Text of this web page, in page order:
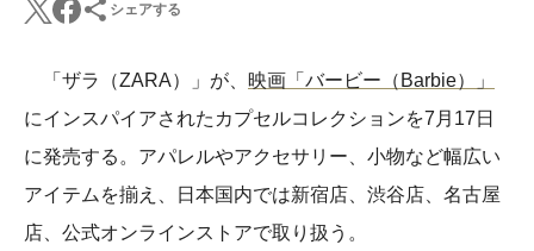
シェアする
「ザラ（ZARA）」が、 映画「バービー（Barbie）」
にインスパイアされたカプセルコレクションを7月17日
に発売する。アパレルやアクセサリー、小物など幅広い
アイテムを揃え、日本国内では新宿店、渋谷店、名古屋
店、公式オンラインストアで取り扱う。